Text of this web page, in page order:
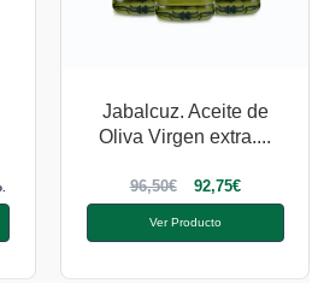
Jabalcuz. Aceite de
Oliva Virgen extra....
96,50€ 92,75€
Ver Producto